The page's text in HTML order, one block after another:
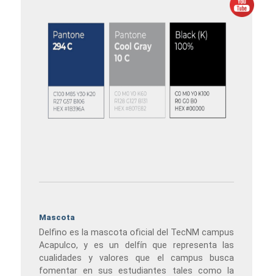
Mascota
Delfino es la mascota oficial del TecNM campus
Acapulco, y es un delfín que representa las
cualidades y valores que el campus busca
fomentar en sus estudiantes tales como la